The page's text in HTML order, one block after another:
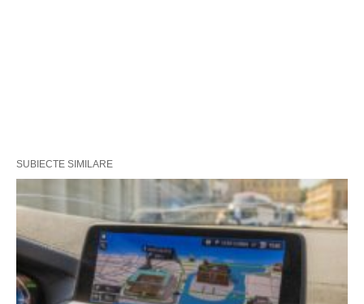
SUBIECTE SIMILARE